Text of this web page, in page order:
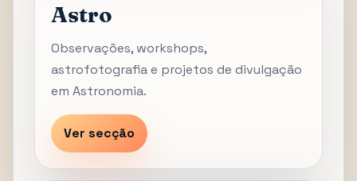
Astro
Observações, workshops,
astrofotografia e projetos de divulgação
em Astronomia.
Ver secção